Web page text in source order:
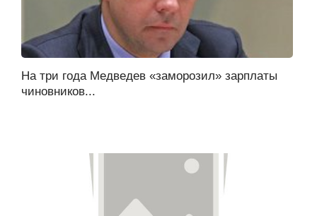
На три года Медведев «заморозил» зарплаты
чиновников...